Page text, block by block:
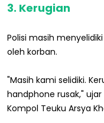
3. Kerugian
Polisi masih
oleh korban.
"Masih kami selidiki.
handphone rusak," ujar
Kompol Teuku Arsya